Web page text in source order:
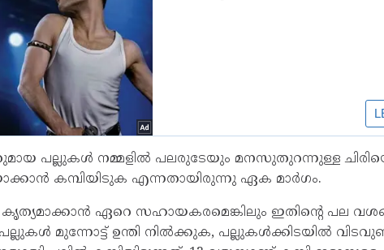
പല്ലുകൾ നമ്മളിൽ പലരുടേയും മനസുതുറന്നുള്ള
കമ്പിയിടുക എന്നതായിരുന്നു ഏക മാർഗം.
കൃത്യമാക്കാന്‍ ഏറെ സഹായകരമെങ്കിലും ഇതിന്റെ പല
മുന്നോട്ട് ഉന്തി നില്‍ക്കുക, പല്ലുകള്‍ക്കിടയില്‍